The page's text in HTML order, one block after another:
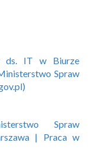
ds. IT w Biurze
Spraw
Spraw
| Praca w